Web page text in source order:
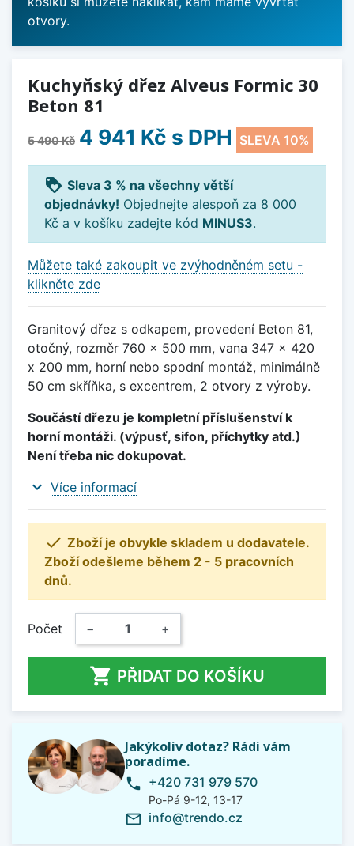
otvory.
Kuchyňský dřez Alveus Formic 30
Beton 81
5 490 Kč 4 941 Kč s DPH SLEVA 10%
loyalty Sleva 3 % na všechny větší
objednávky! Objednejte alespoň za 8 000
Kč a v košíku zadejte kód MINUS3.
Můžete také zakoupit ve zvýhodněném setu -
klikněte zde
Granitový dřez s odkapem, provedení Beton 81,
otočný, rozměr 760 x 500 mm, vana 347 x 420
x 200 mm, horní nebo spodní montáž, minimálně
50 cm skříňka, s excentrem, 2 otvory z výroby.
Součástí dřezu je kompletní příslušenství k
horní montáži. (výpusť, sifon, příchytky atd.)
Není třeba nic dokupovat.
expand_more Více informací
 Zboží je obvykle skladem u dodavatele.
Zboží odešleme během 2 - 5 pracovních
dnů.
Počet − +
 PŘIDAT DO KOŠÍKU
Jakýkoliv dotaz? Rádi vám
poradíme.
phone +420 731 979 570
Po-Pá 9-12, 13-17
mail_outline info@trendo.cz